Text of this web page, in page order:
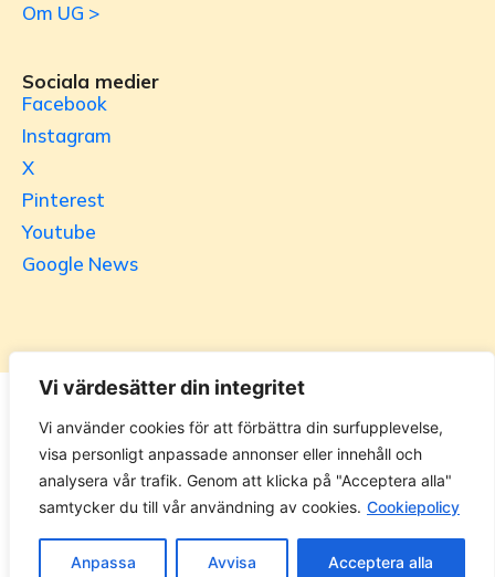
Vi värdesätter din integritet
Vi använder cookies för att förbättra din surfupplevelse,
visa personligt anpassade annonser eller innehåll och
analysera vår trafik. Genom att klicka på "Acceptera alla"
samtycker du till vår användning av cookies. Cookiepolicy
Anpassa Avvisa Acceptera alla
Om UG >
Sociala medier
Facebook
Instagram
X
Pinterest
Youtube
Google News
Utrikesgruppen
UG.se – representeras helt i privat regi av Svenska
Utrikesgruppen AB. Materialet på webbplatsen får ej
kopieras utan tillåtelse. Alla priser anges ink. moms. 14
dagars ångerrätt.
Ändra Cookie-inställningar >